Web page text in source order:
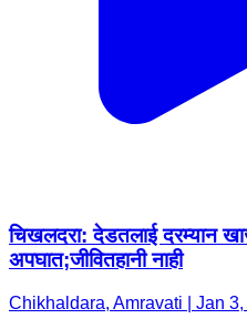
चिखलदरा: देडतलाई दरम्यान
अपघात;जीवितहानी नाही
Chikhaldara, Amravati | Jan